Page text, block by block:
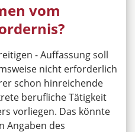
vom
- Auffassung soll
nicht erforderlich
schon hinreichende
berufliche Tätigkeit
vorliegen. Das könnte
Angaben des